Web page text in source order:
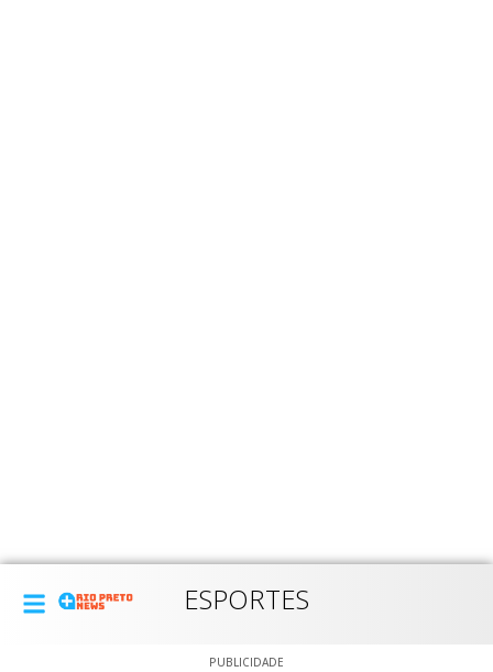
ESPORTES
PUBLICIDADE